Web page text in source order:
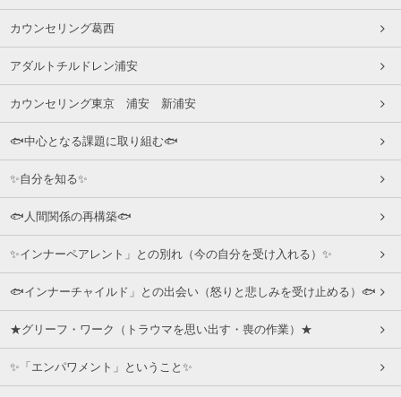
カウンセリング葛西
アダルトチルドレン浦安
カウンセリング東京 浦安 新浦安
🐟中心となる課題に取り組む🐟
✨自分を知る✨
🐟人間関係の再構築🐟
✨インナーペアレント」との別れ（今の自分を受け入れる）✨
🐟インナーチャイルド」との出会い（怒りと悲しみを受け止める）🐟
★グリーフ・ワーク（トラウマを思い出す・喪の作業）★
✨「エンパワメント」ということ✨